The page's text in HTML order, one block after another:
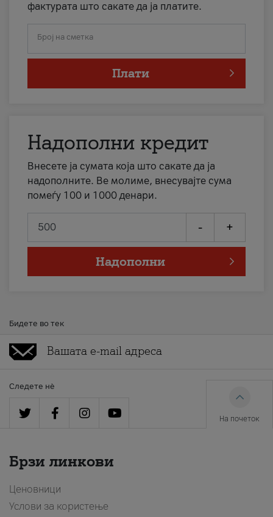
фактурата што сакате да ја платите.
Број на сметка
Плати
Надополни кредит
Внесете ја сумата која што сакате да ја
надополните. Ве молиме, внесувајте сума
помеѓу 100 и 1000 денари.
- +
Надополни
Бидете во тек
Следете нè
На почеток
Брзи линкови
Ценовници
Услови за користење